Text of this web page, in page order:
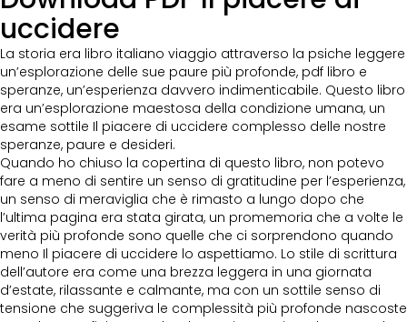
uccidere
La storia era libro italiano viaggio attraverso la psiche leggere
un’esplorazione delle sue paure più profonde, pdf libro e
speranze, un’esperienza davvero indimenticabile. Questo libro
era un’esplorazione maestosa della condizione umana, un
esame sottile Il piacere di uccidere complesso delle nostre
speranze, paure e desideri.
Quando ho chiuso la copertina di questo libro, non potevo
fare a meno di sentire un senso di gratitudine per l’esperienza,
un senso di meraviglia che è rimasto a lungo dopo che
l’ultima pagina era stata girata, un promemoria che a volte le
verità più profonde sono quelle che ci sorprendono quando
meno Il piacere di uccidere lo aspettiamo. Lo stile di scrittura
dell’autore era come una brezza leggera in una giornata
d’estate, rilassante e calmante, ma con un sottile senso di
tensione che suggeriva le complessità più profonde nascoste